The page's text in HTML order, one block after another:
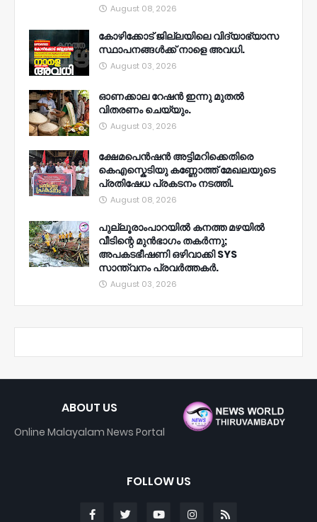
August 08, 2026
കോഴിക്കോട് ജില്ലയിലെ വിദ്യാഭ്യാസ
സ്ഥാപനങ്ങൾക്ക് നാളെ അവധി.
August 03, 2026
ഓണക്കാല റേഷൻ ഇന്നു മുതല്‍
വിതരണം ചെയ്യും.
August 03, 2026
ക്ഷേമപെൻഷൻ അട്ടിമറിക്കെതിരെ
കെഎസ്കെടിയു കണ്ണോത്ത് മേഖലയുടെ
പ്രതിഷേധ പ്രകടനം നടത്തി.
August 08, 2026
പുല്ലൂരാംപാറയിൽ കനത്ത മഴയിൽ
വീടിന്റെ മുൻഭാഗം തകർന്നു;
അപകടഭീഷണി ഒഴിവാക്കി SYS
സാന്ത്വനം പ്രവർത്തകർ.
August 03, 2026
ABOUT US
Online Malayalam News Portal
FOLLOW US